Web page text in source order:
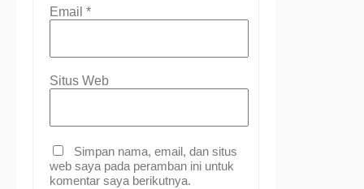
Email *
Situs Web
Simpan nama, email, dan situs
web saya pada peramban ini untuk
komentar saya berikutnya.